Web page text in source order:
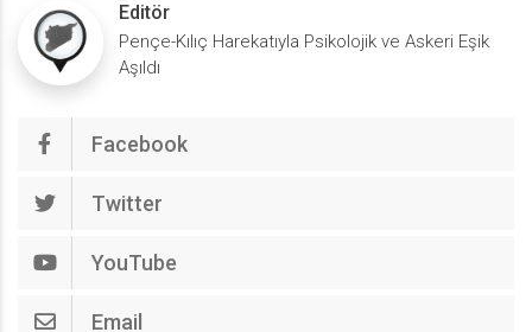
Editör
Pençe-Kılıç Harekatıyla Psikolojik ve Askeri Eşik
Aşıldı
Facebook
Twitter
YouTube
Email